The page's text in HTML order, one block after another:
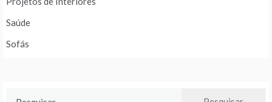
Saúde
Sofás